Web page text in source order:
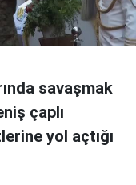
savaşmak
çaplı
yol açtığı